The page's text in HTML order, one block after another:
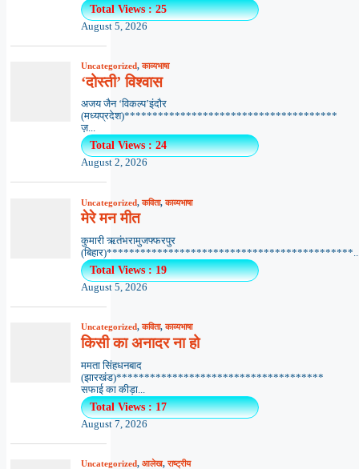
Total Views : 25
August 5, 2026
Uncategorized,काव्यभाषा
‘दोस्ती’ विश्वास
अजय जैन ‘विकल्प’इंदौर
(मध्यप्रदेश)**************************************
ज़...
Total Views : 24
August 2, 2026
Uncategorized,कविता,काव्यभाषा
मेरे मन मीत
कुमारी ऋतंभरामुजफ्फरपुर
Total Views : 19
August 5, 2026
Uncategorized,कविता,काव्यभाषा
किसी का अनादर ना हो
ममता सिंहधनबाद
(झारखंड)*************************************
सफाई का कीड़ा...
Total Views : 17
August 7, 2026
Uncategorized, आलेख,राष्ट्रीय